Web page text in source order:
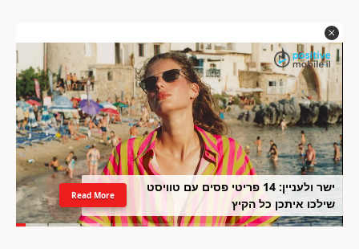
ישר ולעניין: 14 פריטי פסים עם טוויסט
שילכו איתכן כל הקיץ
Read More